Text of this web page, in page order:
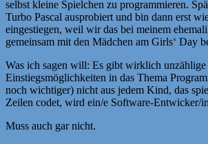
selbst kleine Spielchen zu programmieren.
Turbo Pascal ausprobiert und bin dann erst
eingestiegen, weil wir das bei meinem
gemeinsam mit den Mädchen am Girls‘ Day
Was ich sagen will: Es gibt wirklich unzählige
Einstiegsmöglichkeiten in das Thema
noch wichtiger) nicht aus jedem Kind, das
Zeilen codet, wird ein/e Software-Entwicker/
Muss auch gar nicht.